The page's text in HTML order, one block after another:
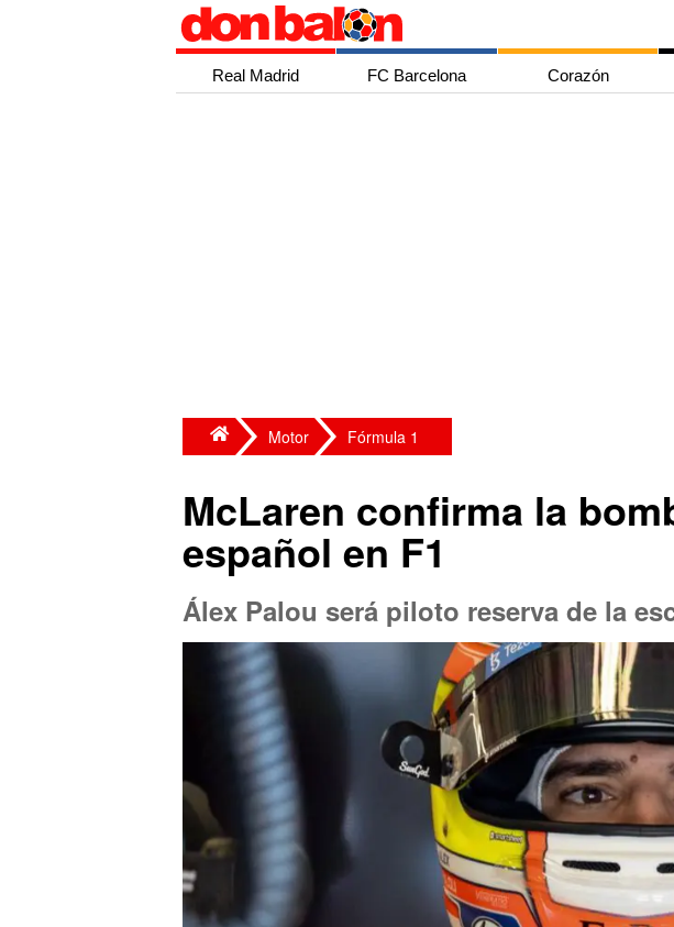
Real Madrid FC Barcelona Corazón
Motor Fórmula 1
McLaren confirma la
español en F1
Álex Palou será piloto reserva de la